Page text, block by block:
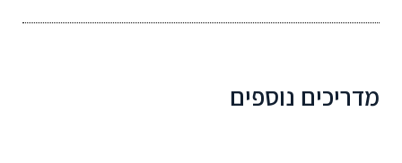
מדריכים נוספים